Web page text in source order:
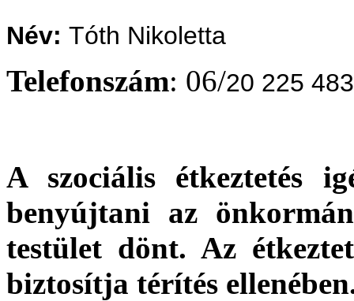
Név: Tóth Nikoletta
Telefonszám: 06/20 225
A szociális étkeztetés
benyújtani az
testület dönt. Az
biztosítja térítés